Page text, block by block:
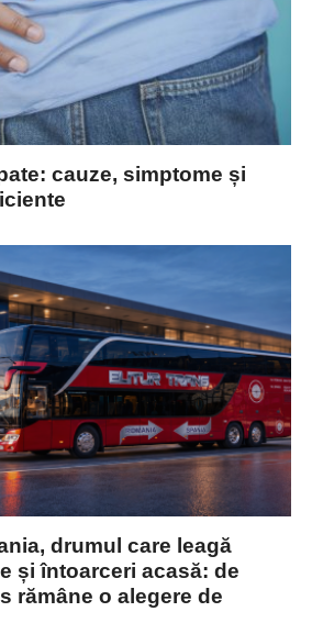
cauze, simptome și
drumul care leagă
și întoarceri acasă: de
rămâne o alegere de